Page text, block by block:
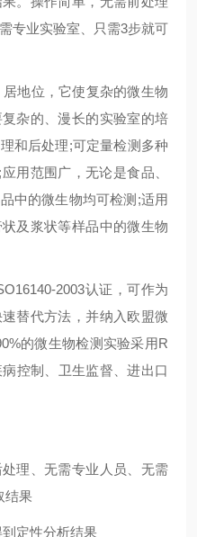
专业实验室、只需3步就可
地位，它使复杂的微生物
杂的、漫长的实验室的培
和后处理;可定量检测多种
用范围广，无论是食品、
中的微生物均可检测;适用
及浆状等样品中的微生物
2003认证，可作为
替代方法，并纳入欧盟微
的微生物检测实验采用R
控制、卫生监督、进出口
理、无需专业人员、无需
结果
到定性分析结果